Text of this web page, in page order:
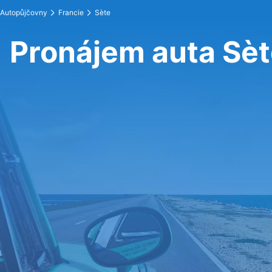
Autopůjčovny Francie Sète
Pronájem auta